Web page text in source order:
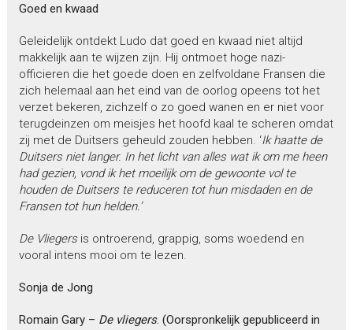
Goed en kwaad
Geleidelijk ontdekt Ludo dat goed en kwaad niet altijd
makkelijk aan te wijzen zijn. Hij ontmoet hoge nazi-
officieren die het goede doen en zelfvoldane Fransen die
zich helemaal aan het eind van de oorlog opeens tot het
verzet bekeren, zichzelf o zo goed wanen en er niet voor
terugdeinzen om meisjes het hoofd kaal te scheren omdat
zij met de Duitsers geheuld zouden hebben. ‘Ik haatte de
Duitsers niet langer. In het licht van alles wat ik om me heen
had gezien, vond ik het moeilijk om de gewoonte vol te
houden de Duitsers te reduceren tot hun misdaden en de
Fransen tot hun helden.’
De Vliegersis ontroerend, grappig, soms woedend en
vooral intens mooi om te lezen.
Sonja de Jong
Romain Gary – De vliegers. (Oorspronkelijk gepubliceerd in